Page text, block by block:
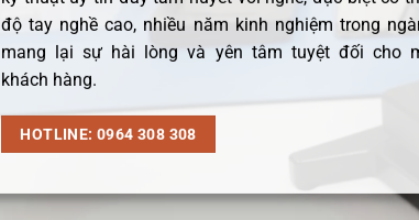
độ tay nghề cao, nhiều năm kinh nghiệm trong
mang lại sự hài lòng và yên tâm tuyệt đối cho
khách hàng.
HOTLINE: 0964 308 308